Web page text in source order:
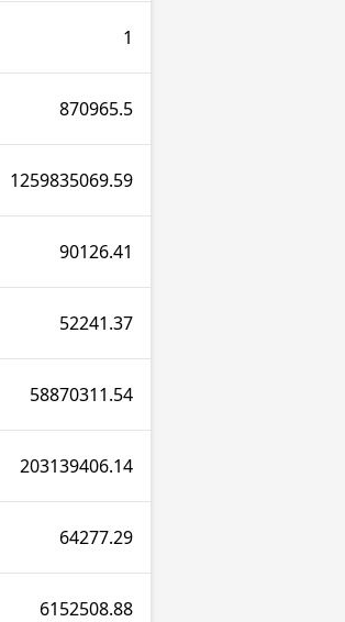
1
870965.5
1259835069.59
90126.41
52241.37
58870311.54
203139406.14
64277.29
6152508.88